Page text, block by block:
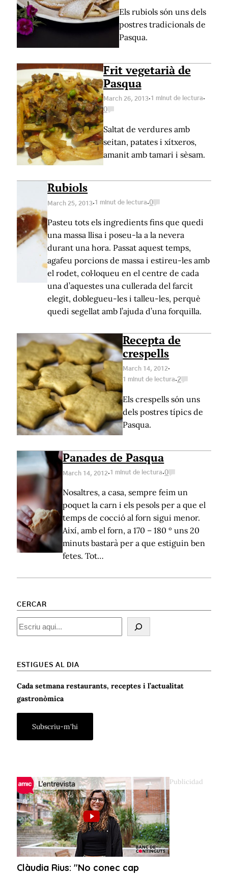
Els rubiols són uns dels
postres tradicionals de
Pasqua.
Frit vegetarià de
Pasqua
March 26, 2013·1 minut de lectura·
0
Saltat de verdures amb
seitan, patates i xítxeros,
amanit amb tamari i sèsam.
Rubiols
March 25, 2013·1 minut de lectura·0
Pasteu tots els ingredients fins que quedi
una massa llisa i poseu-la a la nevera
durant una hora. Passat aquest temps,
agafeu porcions de massa i estireu-les amb
el rodet, col·loqueu en el centre de cada
una d’aquestes una cullerada del farcit
elegit, doblegueu-les i talleu-les, perquè
quedi segellat amb l’ajuda d’una forquilla.
Recepta de
crespells
March 14, 2012·
1 minut de lectura·2
Els crespells són uns
dels postres típics de
Pasqua.
Panades de Pasqua
March 14, 2012·1 minut de lectura·0
Nosaltres, a casa, sempre feim un
poquet la carn i els pesols per a que el
temps de cocció al forn sigui menor.
Així, amb el forn, a 170 – 180 º uns 20
minuts bastarà per a que estiguin ben
fetes. Tot…
CERCAR
Cercar
ESTIGUES AL DIA
Cada setmana restaurants, receptes i l’actualitat
gastronòmica